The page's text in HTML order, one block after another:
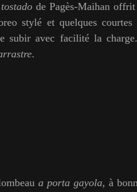
tostadode Pagès-Maihan
stylé et quelques
subir avec facilité la
.
a porta gayola, à